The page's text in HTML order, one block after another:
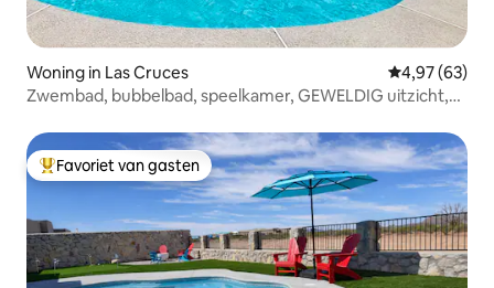
Woning in Las Cruces Gemiddelde
4,97 (63)
Zwembad, bubbelbad, speelkamer, GEWELDIG uitzicht,
Topfavoriet van gasten
Favoriet van gasten